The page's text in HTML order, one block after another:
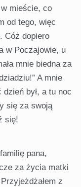
mieście, co
od tego, więc
Cóż dopiero
w Poczajowie, u
mnie biedna za
A mnie
dzień był, a tu noc
się za swoją
się!
pana,
za życia matki
z